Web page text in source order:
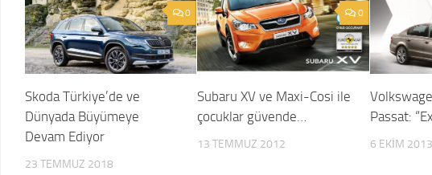
0
Skoda Türkiye’de ve
Dünyada Büyümeye
Devam Ediyor
23 TEMMUZ 2018
0
Subaru XV ve Maxi-Cosi ile
çocuklar güvende…
13 TEMMUZ 2012
Passat:
6 EKIM 2013